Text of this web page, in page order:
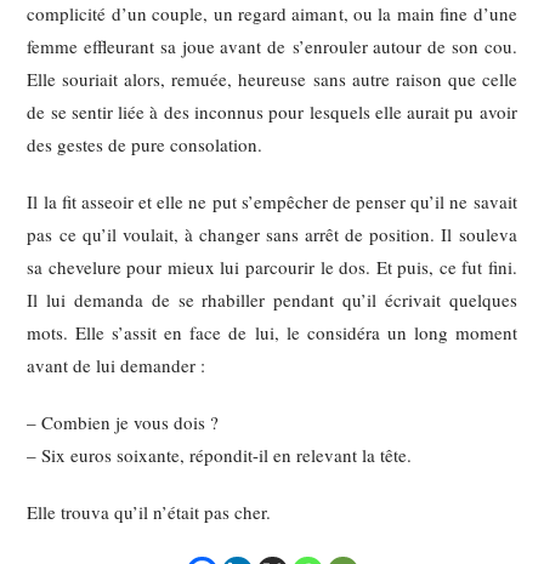
complicité d’un couple, un regard aimant, ou la main fine d’une
femme effleurant sa joue avant de s’enrouler autour de son cou.
Elle souriait alors, remuée, heureuse sans autre raison que celle
de se sentir liée à des inconnus pour lesquels elle aurait pu avoir
des gestes de pure consolation.
Il la fit asseoir et elle ne put s’empêcher de penser qu’il ne savait
pas ce qu’il voulait, à changer sans arrêt de position. Il souleva
sa chevelure pour mieux lui parcourir le dos. Et puis, ce fut fini.
Il lui demanda de se rhabiller pendant qu’il écrivait quelques
mots. Elle s’assit en face de lui, le considéra un long moment
avant de lui demander :
– Combien je vous dois ?
– Six euros soixante, répondit-il en relevant la tête.
Elle trouva qu’il n’était pas cher.